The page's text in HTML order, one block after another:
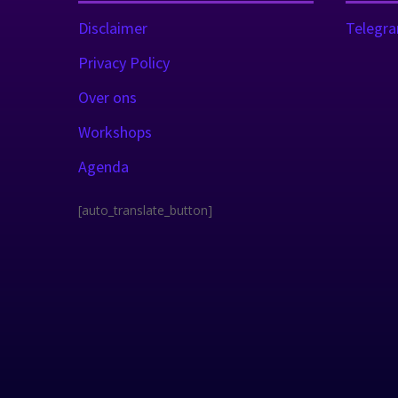
Disclaimer
Privacy Policy
Over ons
Workshops
Agenda
[auto_translate_button]